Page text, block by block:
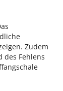
Zudem
des Fehlens